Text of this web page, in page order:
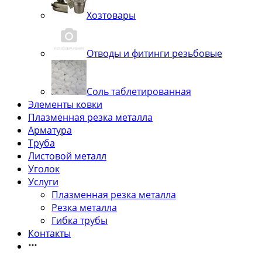
Хозтовары
Отводы и фитинги резьбовые
Соль таблетированная
Элементы ковки
Плазменная резка металла
Арматура
Труба
Листовой металл
Уголок
Услуги
Плазменная резка металла
Резка металла
Гибка трубы
Контакты